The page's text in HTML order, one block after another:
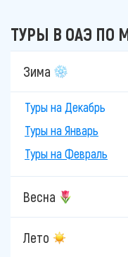
ТУРЫ В ОАЭ ПО
Зима
Туры на Декабрь
Туры на Январь
Туры на Февраль
Весна
Лето